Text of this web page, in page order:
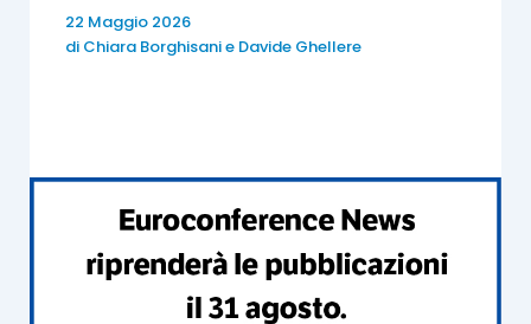
Socio C c/prelevamenti
Lo studio o la associazione utilizzerà quindi il
credito ricevuto per il versamento delle proprie
imposte e contributi fino ad esaurimento dello
22 Maggio 2026
di Chiara Borghisanie Davide Ghellere